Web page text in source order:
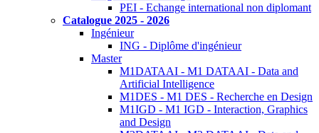
PEI - Echange international non diplomant
Catalogue 2025 - 2026
Ingénieur
ING - Diplôme d'ingénieur
Master
M1DATAAI - M1 DATAAI - Data and
Artificial Intelligence
M1DES - M1 DES - Recherche en Design
M1IGD - M1 IGD - Interaction, Graphics
and Design